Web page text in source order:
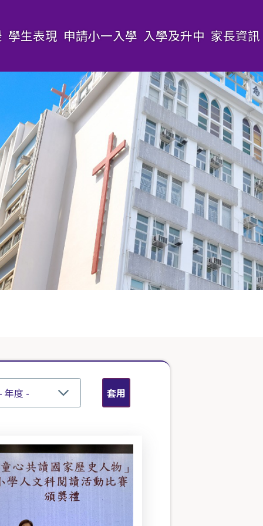
學生表現 申請小一入學 入學及升中 家長資訊